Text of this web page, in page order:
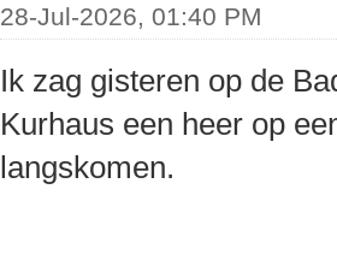
28-Jul-2026, 01:40 PM
Ik zag gisteren op de
Kurhaus een heer op
langskomen.